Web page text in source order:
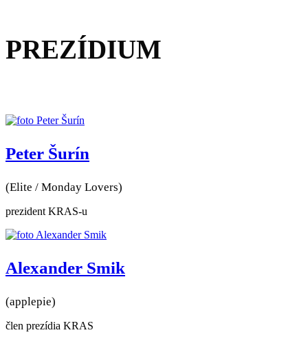
PREZÍDIUM
Peter Šurín
(Elite / Monday Lovers)
prezident KRAS-u
Alexander Smik
(applepie)
člen prezídia KRAS